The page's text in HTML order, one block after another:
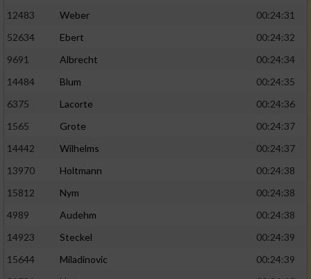
12483
Weber
00:24:31
52634
Ebert
00:24:32
9691
Albrecht
00:24:34
14484
Blum
00:24:35
6375
Lacorte
00:24:36
1565
Grote
00:24:37
14442
Wilhelms
00:24:37
13970
Holtmann
00:24:38
15812
Nym
00:24:38
4989
Audehm
00:24:38
14923
Steckel
00:24:39
15644
Miladinovic
00:24:39